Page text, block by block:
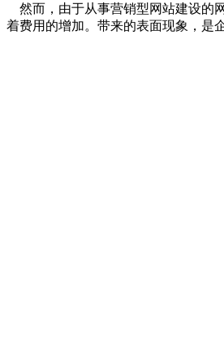
然而，由于从事营销型网站建设的
着费用的增加。带来的表面现象，是